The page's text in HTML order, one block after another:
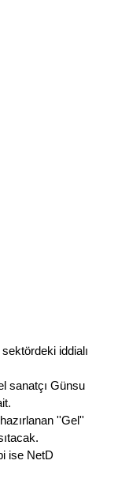
iddialı
sanatçı Günsu
''Gel''
ise NetD